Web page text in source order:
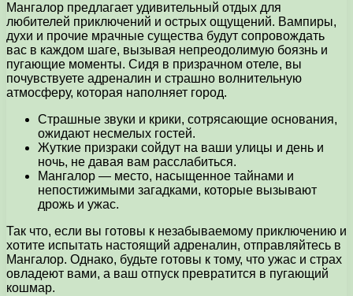
Мангалор предлагает удивительный отдых для
любителей приключений и острых ощущений. Вампиры,
духи и прочие мрачные существа будут сопровождать
вас в каждом шаге, вызывая непреодолимую боязнь и
пугающие моменты. Сидя в призрачном отеле, вы
почувствуете адреналин и страшно волнительную
атмосферу, которая наполняет город.
Страшные звуки и крики, сотрясающие основания,
ожидают несмелых гостей.
Жуткие призраки сойдут на ваши улицы и день и
ночь, не давая вам расслабиться.
Мангалор — место, насыщенное тайнами и
непостижимыми загадками, которые вызывают
дрожь и ужас.
Так что, если вы готовы к незабываемому приключению и
хотите испытать настоящий адреналин, отправляйтесь в
Мангалор. Однако, будьте готовы к тому, что ужас и страх
овладеют вами, а ваш отпуск превратится в пугающий
кошмар.